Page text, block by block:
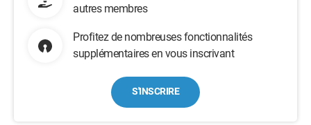
autres membres
Profitez de nombreuses fonctionnalités
supplémentaires en vous inscrivant
S'INSCRIRE